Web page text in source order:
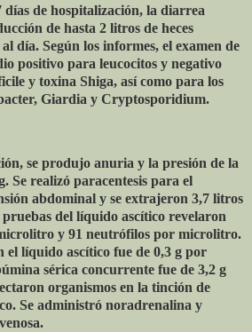
de hospitalización, la diarrea
de hasta 2 litros de heces
día. Según los informes, el examen de
positivo para leucocitos y negativo
y toxina Shiga, así como para los
Giardia y Cryptosporidium.
se produjo anuria y la presión de la
Se realizó paracentesis para el
abdominal y se extrajeron 3,7 litros
del líquido ascítico revelaron
y 91 neutrófilos por microlitro.
el líquido ascítico fue de 0,3 g por
sérica concurrente fue de 3,2 g
organismos en la tinción de
Se administró noradrenalina y